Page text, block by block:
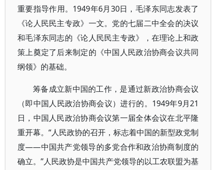
重要指导作用。1949年6月30日，毛泽东同志发表了
《论人民民主专政》一文。党的七届二中全会的决议
和毛泽东同志的《论人民民主专政》，在理论上和政
策上奠定了后来制定的《中国人民政治协商会议共同
纲领》的基础。
筹备成立新中国的工作，是通过新政治协商会议
（即中国人民政治协商会议）进行的。1949年9月21
日，中国人民政治协商会议第一届全体会议在北平隆
重开幕。“人民政协的召开，标志着中国的新型政党制
度——中国共产党领导的多党合作和政治协商制度的
确立。”人民政协是中国共产党领导的以工农联盟为基